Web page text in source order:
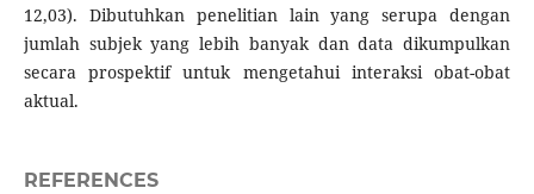
12,03). Dibutuhkan penelitian lain yang serupa dengan
jumlah subjek yang lebih banyak dan data dikumpulkan
secara prospektif untuk mengetahui interaksi obat-obat
aktual.
REFERENCES